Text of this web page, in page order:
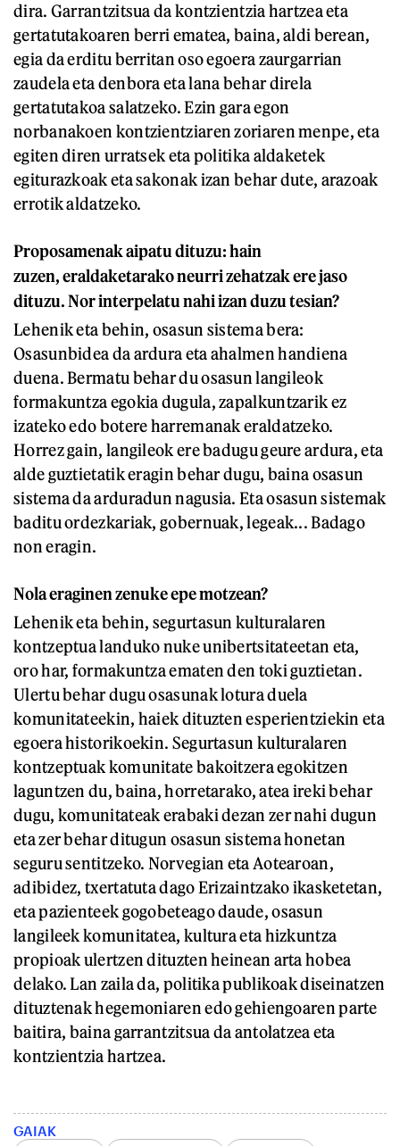
dira. Garrantzitsua da kontzientzia hartzea eta
gertatutakoaren berri ematea, baina, aldi berean,
egia da erditu berritan oso egoera zaurgarrian
zaudela eta denbora eta lana behar direla
gertatutakoa salatzeko. Ezin gara egon
norbanakoen kontzientziaren zoriaren menpe, eta
egiten diren urratsek eta politika aldaketek
egiturazkoak eta sakonak izan behar dute, arazoak
errotik aldatzeko.
Proposamenak aipatu dituzu: hain
zuzen, eraldaketarako neurri zehatzak ere jaso
dituzu. Nor interpelatu nahi izan duzu tesian?
Lehenik eta behin, osasun sistema bera:
Osasunbidea da ardura eta ahalmen handiena
duena. Bermatu behar du osasun langileok
formakuntza egokia dugula, zapalkuntzarik ez
izateko edo botere harremanak eraldatzeko.
Horrez gain, langileok ere badugu geure ardura, eta
alde guztietatik eragin behar dugu, baina osasun
sistema da arduradun nagusia. Eta osasun sistemak
baditu ordezkariak, gobernuak, legeak... Badago
non eragin.
Nola eraginen zenuke epe motzean?
Lehenik eta behin, segurtasun kulturalaren
kontzeptua landuko nuke unibertsitateetan eta,
oro har, formakuntza ematen den toki guztietan.
Ulertu behar dugu osasunak lotura duela
komunitateekin, haiek dituzten esperientziekin eta
egoera historikoekin. Segurtasun kulturalaren
kontzeptuak komunitate bakoitzera egokitzen
laguntzen du, baina, horretarako, atea ireki behar
dugu, komunitateak erabaki dezan zer nahi dugun
eta zer behar ditugun osasun sistema honetan
seguru sentitzeko. Norvegian eta Aotearoan,
adibidez, txertatuta dago Erizaintzako ikasketetan,
eta pazienteek gogobeteago daude, osasun
langileek komunitatea, kultura eta hizkuntza
propioak ulertzen dituzten heinean arta hobea
delako. Lan zaila da, politika publikoak diseinatzen
dituztenak hegemoniaren edo gehiengoaren parte
baitira, baina garrantzitsua da antolatzea eta
kontzientzia hartzea.
GAIAK